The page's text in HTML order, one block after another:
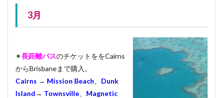
3月
✴︎長距離バスのチケットををCairns
からBrisbaneまで購入。
Cairns → Mission Beach
Dunk
Island→ Townsville
Magnetic